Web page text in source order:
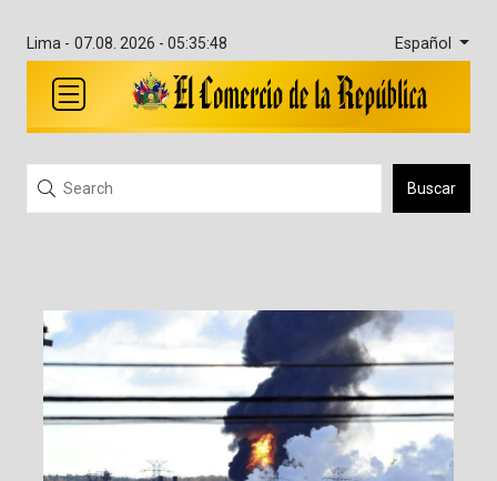
Lima - 07.08. 2026 - 05:35:49 Español
Buscar